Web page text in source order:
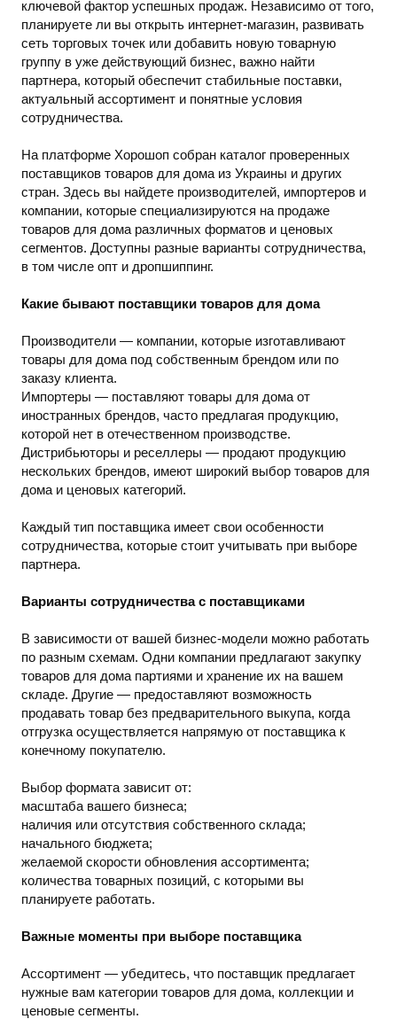
ключевой фактор успешных продаж. Независимо от того,
планируете ли вы открыть интернет-магазин, развивать
сеть торговых точек или добавить новую товарную
группу в уже действующий бизнес, важно найти
партнера, который обеспечит стабильные поставки,
актуальный ассортимент и понятные условия
сотрудничества.
На платформе Хорошоп собран каталог проверенных
поставщиков товаров для дома из Украины и других
стран. Здесь вы найдете производителей, импортеров и
компании, которые специализируются на продаже
товаров для дома различных форматов и ценовых
сегментов. Доступны разные варианты сотрудничества,
в том числе опт и дропшиппинг.
Какие бывают поставщики товаров для дома
Производители — компании, которые изготавливают
товары для дома под собственным брендом или по
заказу клиента.
Импортеры — поставляют товары для дома от
иностранных брендов, часто предлагая продукцию,
которой нет в отечественном производстве.
Дистрибьюторы и реселлеры — продают продукцию
нескольких брендов, имеют широкий выбор товаров для
дома и ценовых категорий.
Каждый тип поставщика имеет свои особенности
сотрудничества, которые стоит учитывать при выборе
партнера.
Варианты сотрудничества с поставщиками
В зависимости от вашей бизнес-модели можно работать
по разным схемам. Одни компании предлагают закупку
товаров для дома партиями и хранение их на вашем
складе. Другие — предоставляют возможность
продавать товар без предварительного выкупа, когда
отгрузка осуществляется напрямую от поставщика к
конечному покупателю.
Выбор формата зависит от:
масштаба вашего бизнеса;
наличия или отсутствия собственного склада;
начального бюджета;
желаемой скорости обновления ассортимента;
количества товарных позиций, с которыми вы
планируете работать.
Важные моменты при выборе поставщика
Ассортимент — убедитесь, что поставщик предлагает
нужные вам категории товаров для дома, коллекции и
ценовые сегменты.